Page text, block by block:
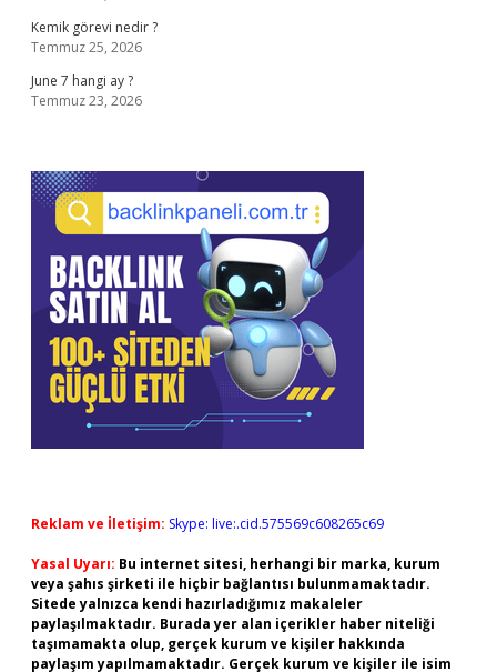
Kemik görevi nedir ?
Temmuz 25, 2026
June 7 hangi ay ?
Temmuz 23, 2026
Reklam ve İletişim: Skype: live:.cid.575569c608265c69
Yasal Uyarı: Bu internet sitesi, herhangi bir marka, kurum
veya şahıs şirketi ile hiçbir bağlantısı bulunmamaktadır.
Sitede yalnızca kendi hazırladığımız makaleler
paylaşılmaktadır. Burada yer alan içerikler haber niteliği
taşımamakta olup, gerçek kurum ve kişiler hakkında
paylaşım yapılmamaktadır. Gerçek kurum ve kişiler ile isim